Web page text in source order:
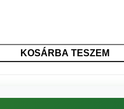
KOSÁRBA TESZEM